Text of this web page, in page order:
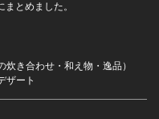
とめました。
き合わせ・和え物・逸品）
ザート